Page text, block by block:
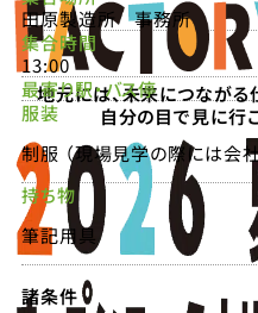
地元には、未来につながる
自分の目で見に行
田原製造所 事務所
集合時間
13:00
最寄り駅・バス停
服装
制服 （現場見学の際には会
持ち物
筆記用具
諸条件